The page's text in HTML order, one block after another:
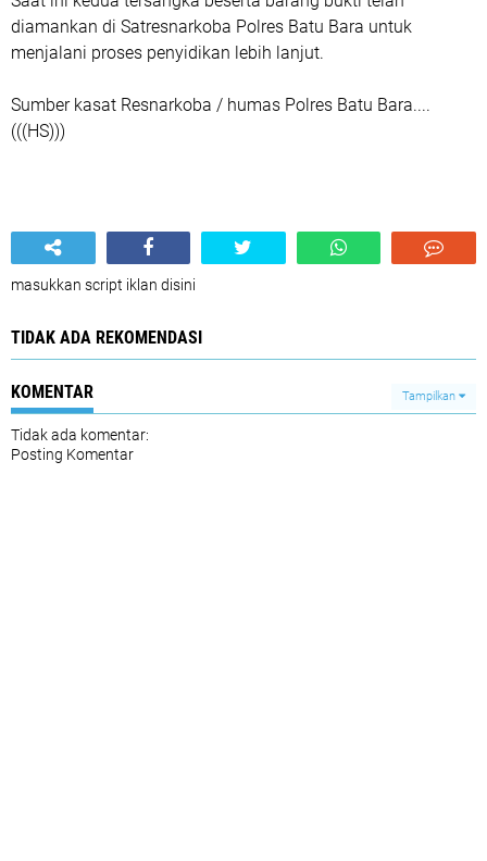
diamankan di Satresnarkoba Polres Batu Bara untuk
menjalani proses penyidikan lebih lanjut.
Sumber kasat Resnarkoba / humas Polres Batu Bara....
(((HS)))
masukkan script iklan disini
TIDAK ADA REKOMENDASI
KOMENTAR Tampilkan
Tidak ada komentar:
Posting Komentar